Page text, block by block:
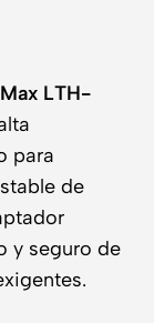
LTH-
para
de
y seguro de